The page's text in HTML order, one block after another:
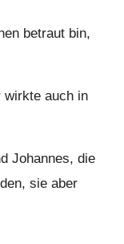
betraut bin,
wirkte auch in
Johannes, die
sie aber